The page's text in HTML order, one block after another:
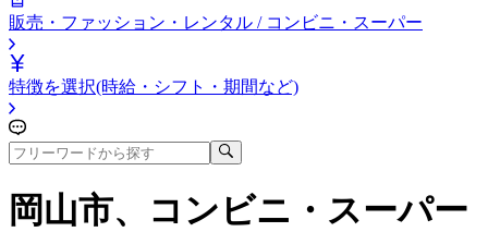
販売・ファッション・レンタル / コンビニ・スーパー
特徴を選択(時給・シフト・期間など)
岡山市、コンビニ・スーパー